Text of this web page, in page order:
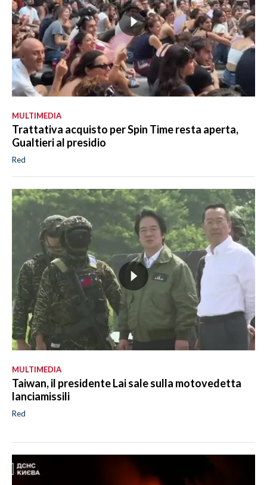
MULTIMEDIA
Trattativa acquisto per Spin Time resta aperta,
Gualtieri al presidio
Red
MULTIMEDIA
Taiwan, il presidente Lai sale sulla motovedetta
lanciamissili
Red